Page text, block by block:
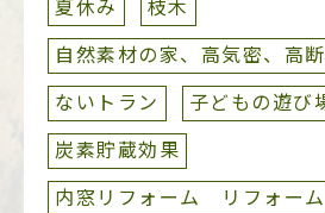
夏休み
枝木
自然素材の家、高気密、高
ないトラン
子どもの遊び
炭素貯蔵効果
内窓リフォーム リフォーム